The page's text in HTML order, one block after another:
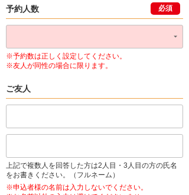
予約人数 必須
※予約数は正しく設定してください。
※友人が同性の場合に限ります。
ご友人
上記で複数人を回答した方は2人目・3人目の方の氏名
をお書きください。（フルネーム）
※申込者様の名前は入力しないでください。